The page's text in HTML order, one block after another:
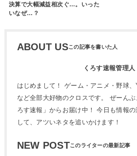
決算で大幅減益相次ぐ…。いった
いなぜ…？
ABOUT US
くろす速報管理人
はじめまして！ ゲーム・アニメ・野球
など全部大好物のクロスです。 ぜーんぶ
ろす速報」からお届け中！ 今日も情報の
して、アツいネタを追いかけます！
NEW POST